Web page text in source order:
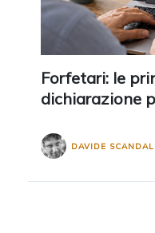
Forfetari: le
dichiarazione
DAVIDE